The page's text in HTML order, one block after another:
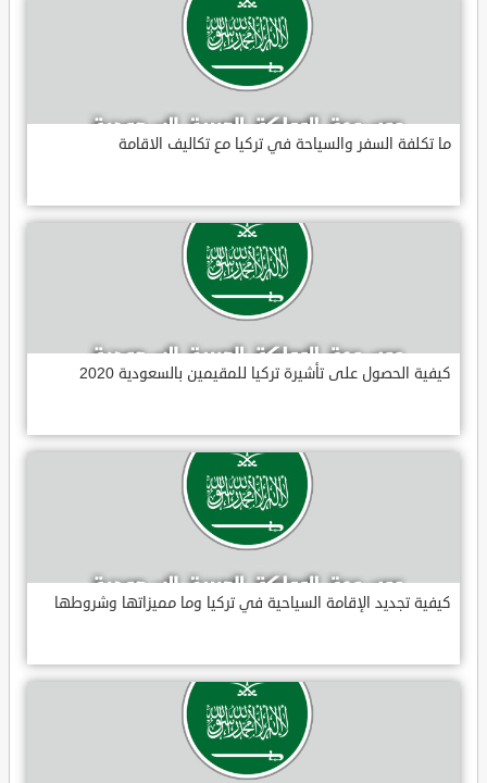
ما تكلفة السفر والسياحة في تركيا مع تكاليف الاقامة
كيفية الحصول على تأشيرة تركيا للمقيمين بالسعودية 2020
كيفية تجديد الإقامة السياحية في تركيا وما مميزاتها وشروطها